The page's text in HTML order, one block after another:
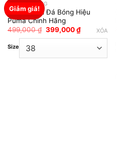
Giảm giá!
Add to wishlist
GIÀY ĐÁ BÓNG
Giày 2hand Đá Bóng Hiệu
Puma Chính Hãng
499,000₫ Giá
399,000₫Giá
hiện
Size
XÓA